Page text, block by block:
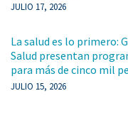
JULIO 17, 2026
La salud es lo primero:
Salud presentan
para más de cinco mil
JULIO 15, 2026